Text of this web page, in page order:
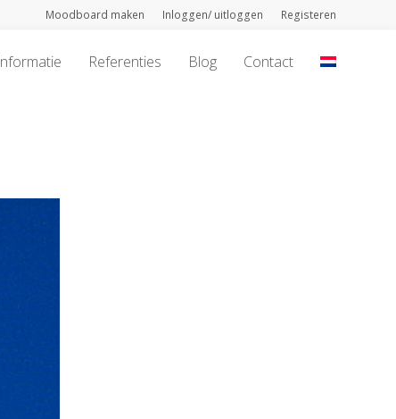
Moodboard maken Inloggen/ uitloggen Registeren
Referenties Blog Contact